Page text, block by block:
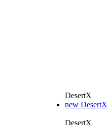
DesertX
new DesertX
DesertX